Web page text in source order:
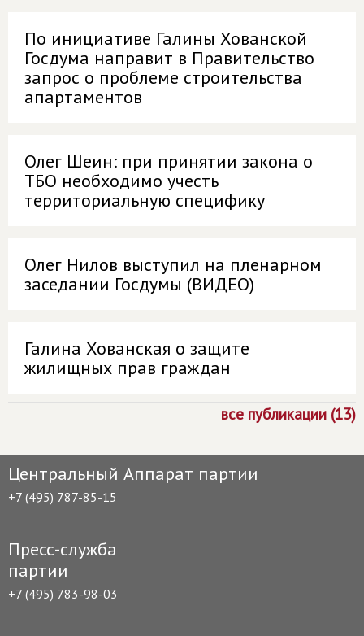
По инициативе Галины Хованской
Госдума направит в Правительство
запрос о проблеме строительства
апартаментов
Олег Шеин: при принятии закона о
ТБО необходимо учесть
территориальную специфику
Олег Нилов выступил на пленарном
заседании Госдумы (ВИДЕО)
Галина Хованская о защите
жилищных прав граждан
все публикации (13)
Центральный Аппарат партии
+7 (495) 787-85-15
Пресс-служба
партии
+7 (495) 783-98-03